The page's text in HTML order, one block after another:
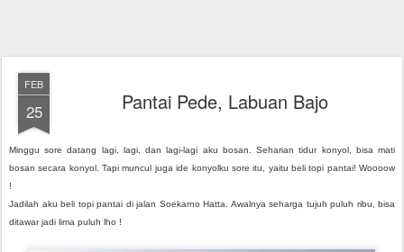
FEB
25 Pantai Pede, Labuan Bajo
Minggu sore datang lagi, lagi, dan lagi-lagi aku bosan. Seharian tidur konyol, bisa mati
bosan secara konyol. Tapi muncul juga ide konyolku sore itu, yaitu beli topi pantai! Woooow
!
Jadilah aku beli topi pantai di jalan Soekarno Hatta. Awalnya seharga tujuh puluh ribu, bisa
ditawar jadi lima puluh lho !